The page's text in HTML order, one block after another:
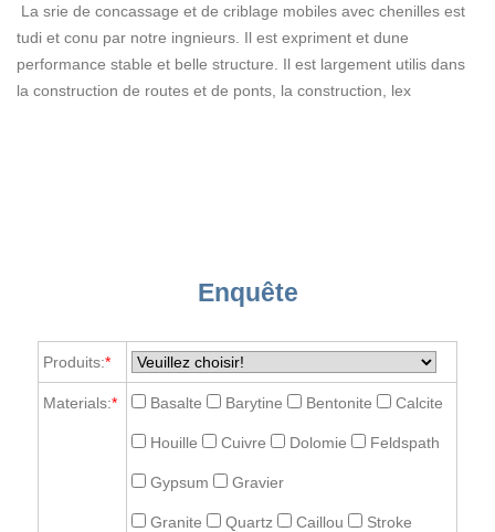
La srie de concassage et de criblage mobiles avec chenilles est
tudi et conu par notre ingnieurs. Il est expriment et dune
performance stable et belle structure. Il est largement utilis dans
la construction de routes et de ponts, la construction, lex
Enquête
Produits:*
Materials:* Basalte Barytine Bentonite Calcite
Houille Cuivre Dolomie Feldspath
Gypsum Gravier
Granite Quartz Caillou Stroke